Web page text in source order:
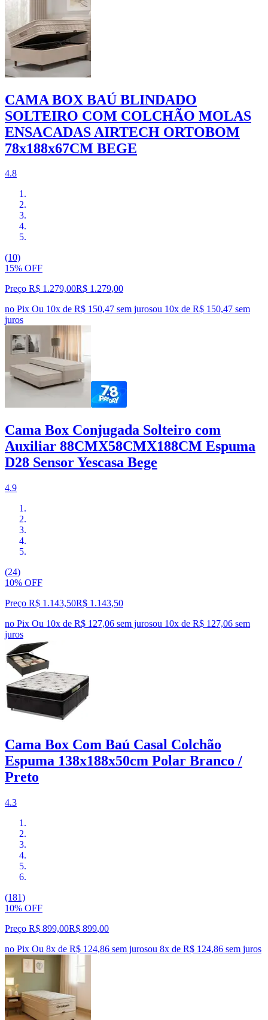
CAMA BOX BAÚ BLINDADO
SOLTEIRO COM COLCHÃO MOLAS
ENSACADAS AIRTECH ORTOBOM
78x188x67CM BEGE
4.8
(10)
15% OFF
Preço R$ 1.279,00R$ 1.279,00
no Pix Ou 10x de R$ 150,47 sem jurosou 10x de R$ 150,47 sem
juros
Cama Box Conjugada Solteiro com
Auxiliar 88CMX58CMX188CM Espuma
D28 Sensor Yescasa Bege
4.9
(24)
10% OFF
Preço R$ 1.143,50R$ 1.143,50
no Pix Ou 10x de R$ 127,06 sem jurosou 10x de R$ 127,06 sem
juros
Cama Box Com Baú Casal Colchão
Espuma 138x188x50cm Polar Branco /
Preto
4.3
(181)
10% OFF
Preço R$ 899,00R$ 899,00
no Pix Ou 8x de R$ 124,86 sem jurosou 8x de R$ 124,86 sem juros